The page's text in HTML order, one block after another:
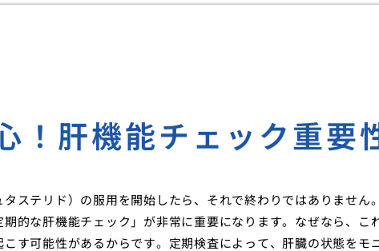
！肝機能チェック重要
ステリド）の服用を開始したら、それで終わりではありません
的な肝機能チェック」が非常に重要になります。なぜなら、こ
す可能性があるからです。定期検査によって、肝臓の状態をモ